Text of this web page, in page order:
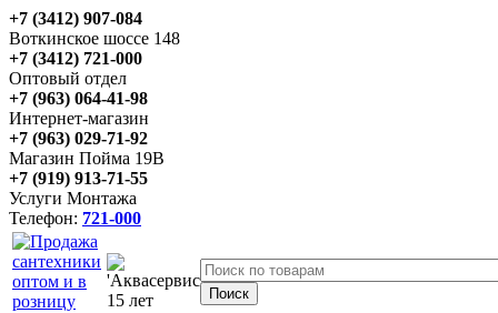
+7 (3412) 907-084
Воткинское шоссе 148
+7 (3412) 721-000
Оптовый отдел
+7 (963) 064-41-98
Интернет-магазин
+7 (963) 029-71-92
Магазин Пойма 19В
+7 (919) 913-71-55
Услуги Монтажа
Телефон: 721-000